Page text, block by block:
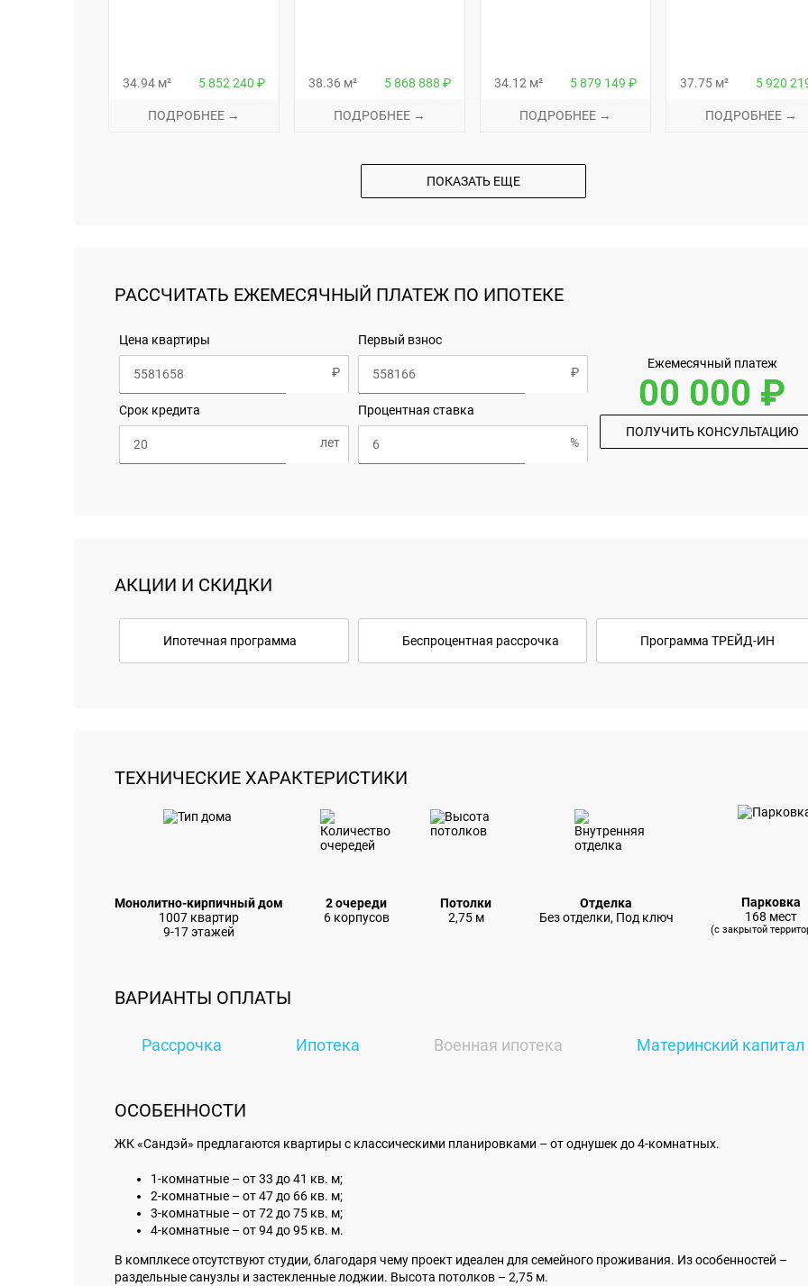
34.94 м² 5 852 240 ₽
ПОДРОБНЕЕ →
38.36 м² 5 868 888 ₽
ПОДРОБНЕЕ →
34.12 м² 5 879 149 ₽
ПОДРОБНЕЕ →
37.75 м² 5 920
ПОДРОБНЕЕ →
ПОКАЗАТЬ ЕЩЕ
РАССЧИТАТЬ ЕЖЕМЕСЯЧНЫЙ ПЛАТЕЖ ПО ИПОТЕКЕ
Цена квартиры
Срок кредита
Первый взнос
Процентная ставка
Ежемесячный платеж
00 000 ₽
ПОЛУЧИТЬ КОНСУЛЬТАЦИЮ
АКЦИИ И СКИДКИ
Ипотечная программа Беспроцентная рассрочка Программа ТРЕЙД-ИН
ТЕХНИЧЕСКИЕ ХАРАКТЕРИСТИКИ
Монолитно-кирпичный дом
1007 квартир
9-17 этажей
2 очереди
6 корпусов
Потолки
2,75 м
Отделка
Без отделки, Под ключ
Парковка
168 мест
(с закрытой
ВАРИАНТЫ ОПЛАТЫ
Рассрочка Ипотека Военная ипотека Материнский капитал
ОСОБЕННОСТИ
ЖК «Сандэй» предлагаются квартиры с классическими планировками – от однушек до 4-комнатных.
1-комнатные – от 33 до 41 кв. м;
2-комнатные – от 47 до 66 кв. м;
3-комнатные – от 72 до 75 кв. м;
4-комнатные – от 94 до 95 кв. м.
В комплкесе отсутствуют студии, благодаря чему проект идеален для семейного проживания. Из особенностей –
раздельные санузлы и застекленные лоджии. Высота потолков – 2,75 м.